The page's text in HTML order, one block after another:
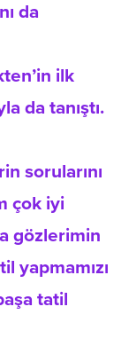
da
ilk
da tanıştı.
sorularını
çok iyi
gözlerimin
yapmamızı
tatil